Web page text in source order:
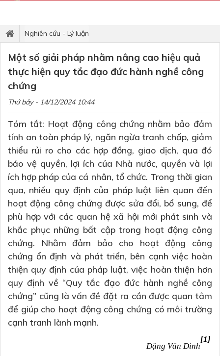
Nghiên cứu - Lý luận
Một số giải pháp nhằm nâng cao hiệu quả
thực hiện quy tắc đạo đức hành nghề công
chứng
Thứ bảy - 14/12/2024 10:44
Tóm tắt: Hoạt động công chứng nhằm bảo đảm
tính an toàn pháp lý, ngăn ngừa tranh chấp, giảm
thiểu rủi ro cho các hợp đồng, giao dịch, qua đó
bảo vệ quyền, lợi ích của Nhà nước, quyền và lợi
ích hợp pháp của cá nhân, tổ chức. Trong thời gian
qua, nhiều quy định của pháp luật liên quan đến
hoạt động công chứng được sửa đổi, bổ sung, để
phù hợp với các quan hệ xã hội mới phát sinh và
khắc phục những bất cập trong hoạt động công
chứng. Nhằm đảm bảo cho hoạt động công
chứng ổn định và phát triển, bên cạnh việc hoàn
thiện quy định của pháp luật, việc hoàn thiện hơn
quy định về “Quy tắc đạo đức hành nghề công
chứng” cũng là vấn đề đặt ra cần được quan tâm
để giúp cho hoạt động công chứng có môi trường
cạnh tranh lành mạnh.
Đặng Văn Dinh
[1]